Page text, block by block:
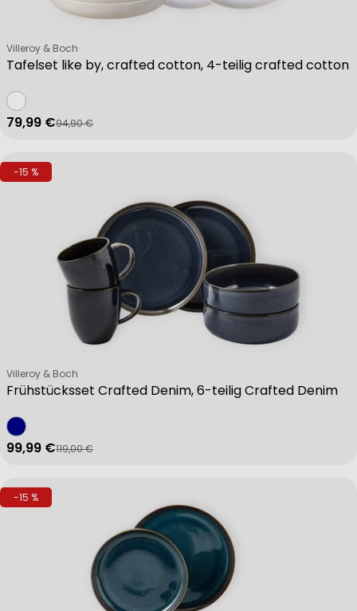
Tafelset like by, crafted cotton, 4-teilig crafted cotton
Verkäufer:
Villeroy & Boch
Verkaufspreis
79,99 €
Regulärer Preis
94,90 €
-15 %
Frühstücksset Crafted Denim, 6-teilig Crafted Denim
Verkäufer:
Villeroy & Boch
Verkaufspreis
99,99 €
Regulärer Preis
119,00 €
-15 %